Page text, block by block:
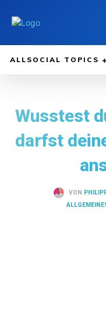
ALLSOCIAL TOPICS
Wusstest
darfst
VON